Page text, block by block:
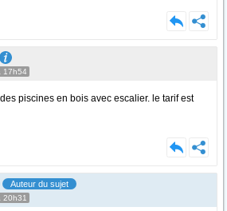
17h54
piscines en bois avec escalier. le tarif est
Auteur du sujet
20h31